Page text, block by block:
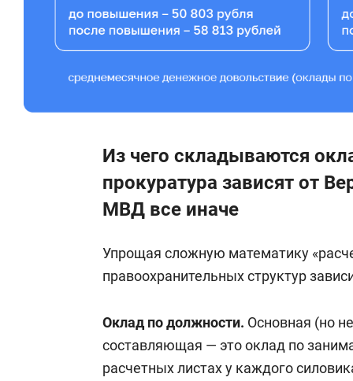
Из чего складываются
прокуратура зависят от
МВД все иначе
Упрощая сложную математику
правоохранительных структур
Оклад по должности. Основная (но
составляющая — это оклад по
расчетных листах у каждого